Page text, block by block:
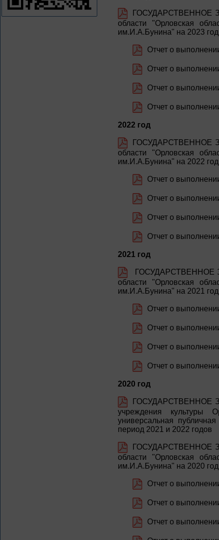
ГОСУДАРСТВЕННОЕ
области "Орловская
им.И.А.Бунина" на 2023
Отчет о
Отчет о
Отчет о
Отчет о
2022 год
ГОСУДАРСТВЕННОЕ
области "Орловская
им.И.А.Бунина" на 2022
Отчет о
Отчет о
Отчет о
Отчет о
2021 год
ГОСУДАРСТВЕННОЕ
области "Орловская
им.И.А.Бунина" на 2021
Отчет о
Отчет о
Отчет о
Отчет о
2020 год
ГОСУДАРСТВЕННОЕ
учреждения культуры
универсальная
период 2021 и 2022 годов
ГОСУДАРСТВЕННОЕ
области "Орловская
им.И.А.Бунина" на 2020
Отчет о
Отчет о
Отчет о